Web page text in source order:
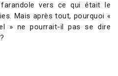
vers ce qui était le
Mais après tout, pourquoi «
» ne pourrait-il pas se dire